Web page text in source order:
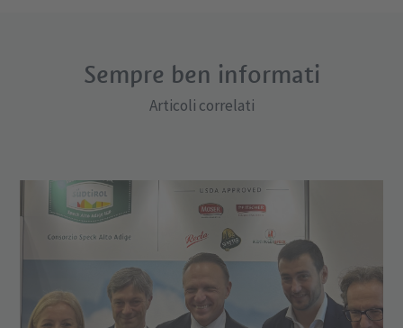
Sempre ben informati
Articoli correlati